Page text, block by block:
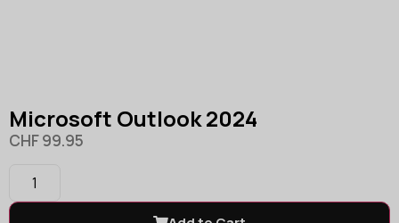
Microsoft Outlook 2024
CHF99.95